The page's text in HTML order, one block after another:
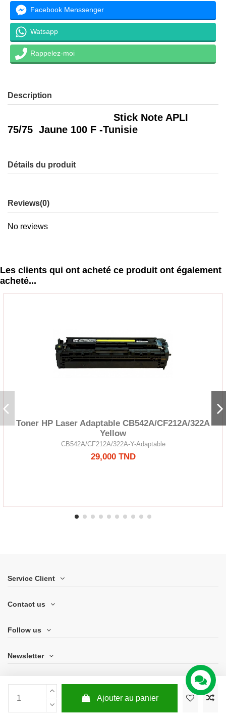
Ajouter au panier
Facebook Menssenger
Watsapp
Rappelez-moi
Description
Stick Note APLI
75/75 Jaune 100 F -Tunisie
Détails du produit
Reviews(0)
No reviews
Les clients qui ont acheté ce produit ont également
acheté...
Toner HP Laser Adaptable CB542A/CF212A/322A
Yellow
CB542A/CF212A/322A-Y-Adaptable
29,000 TND
Service Client
Contact us
Follow us
Newsletter